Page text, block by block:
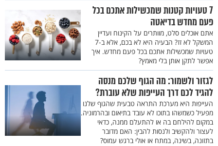
7 טעויות קטנות שמכשילות אתכם בכל
פעם מחדש בדיאטה
אתם אוכלים סלט, מוותרים על הקינוח ועדיין
המשקל לא זז? הבעיה היא לא בכם, אלא ב-7
טעויות שמכשילות אתכם בכל פעם מחדש. איך
אפשר לתקן אותן בלי מאמץ?
לגזור ולשמור: מה הגוף שלכם מנסה
להגיד לכם דרך העייפות שלא עוברת?
העייפות היא מערכת התראה טבעית שהגוף שלנו
מפעיל כשמשהו בתוכו לא עובד בתיאום ובהרמוניה.
במקום להילחם בה או להתעלם ממנה, כדאי
לעצור ולהקשיב ולנסות להבין: האם מדובר
בתזונה, בשינה, במתח או אולי ברגש עמוס?